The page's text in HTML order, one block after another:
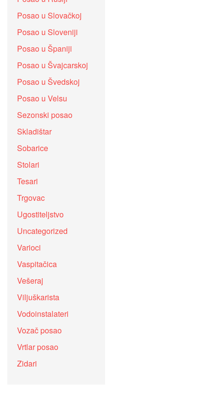
Posao u Slovačkoj
Posao u Sloveniji
Posao u Španiji
Posao u Švajcarskoj
Posao u Švedskoj
Posao u Velsu
Sezonski posao
Skladištar
Sobarice
Stolari
Tesari
Trgovac
Ugostiteljstvo
Uncategorized
Varioci
Vaspitačica
Vešeraj
Viljuškarista
Vodoinstalateri
Vozač posao
Vrtlar posao
Zidari